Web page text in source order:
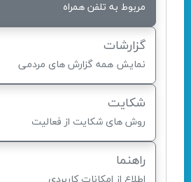
مربوط به تلفن همراه
گزارشات
نمایش همه گزارش های مردمی
شکایت
روش های شکایت از فعالیت
راهنما